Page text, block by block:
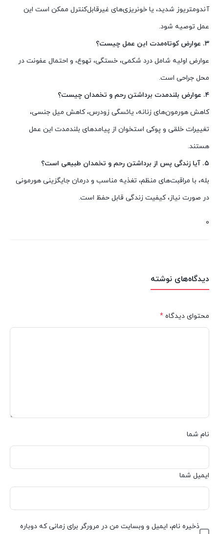
آندومتریوز شدید، یا خونریزی‌های غیرقابل‌کنترل ممکن است این
عمل توصیه شود.
۳. عوارض کوتاه‌مدت این عمل چیست؟
عوارض اولیه شامل درد شکمی، خستگی، تهوع، و احتمال عفونت در
محل جراحی است.
۴. عوارض بلندمدت برداشتن رحم و تخمدان چیست؟
کاهش هورمون‌های زنانه، یائسگی زودرس، کاهش میل جنسی،
تغییرات خلقی و پوکی استخوان از پیامدهای بلندمدت این عمل
هستند.
۵. آیا زندگی پس از برداشتن رحم و تخمدان طبیعی است؟
بله، با مراقبت‌های منظم، تغذیه مناسب و درمان جایگزینی هورمونی
در صورت نیاز، کیفیت زندگی قابل حفظ است.
0
دیدگاه‌های نوشته
محتوای دیدگاه *
نام شما
ایمیل شما
ذخیره نام، ایمیل و وبسایت من در مرورگر برای زمانی که دوباره